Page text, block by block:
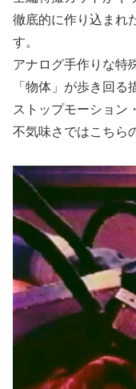
徹底的に作り込まれ
す。
アナログ手作りな特
「物体」が歩き回る
ストップモーション
不気味さではこちら